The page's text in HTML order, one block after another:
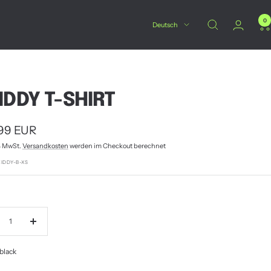
Sprache
Deutsch
0
T-SHIRT
EUR
MwSt. Versandkosten werden im Checkout berechnet
B-XS
Menge
erhöhen
black